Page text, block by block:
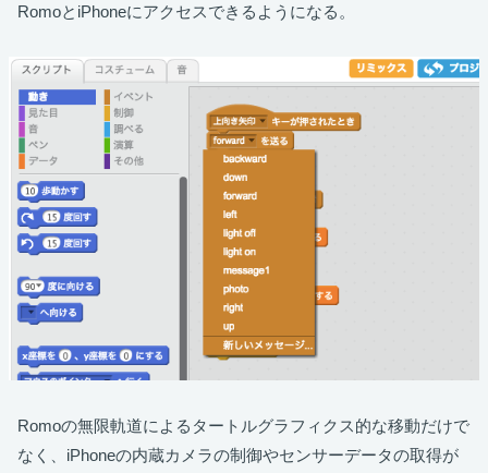
RomoとiPhoneにアクセスできるようになる。
Romoの無限軌道によるタートルグラフィクス的な移動だけで
なく、iPhoneの内蔵カメラの制御やセンサーデータの取得が